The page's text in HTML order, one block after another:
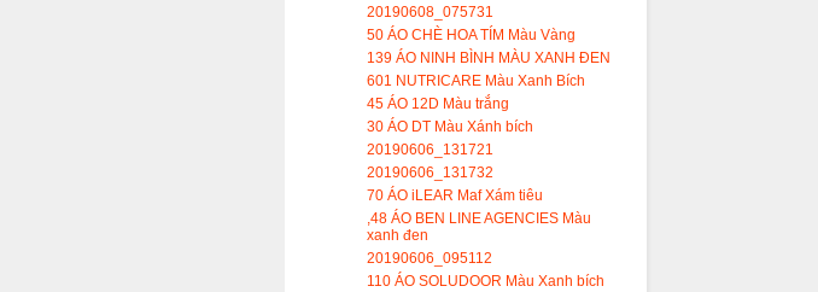
20190608_075731
50 ÁO CHÈ HOA TÍM Màu Vàng
139 ÁO NINH BÌNH MÀU XANH ĐEN
601 NUTRICARE Màu Xanh Bích
45 ÁO 12D Màu trắng
30 ÁO DT Màu Xánh bích
20190606_131721
20190606_131732
70 ÁO iLEAR Maf Xám tiêu
,48 ÁO BEN LINE AGENCIES Màu
xanh đen
20190606_095112
110 ÁO SOLUDOOR Màu Xanh bích